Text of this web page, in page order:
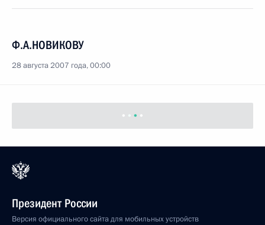
Ф.А.НОВИКОВУ
28 августа 2007 года, 00:00
Президент России
Версия официального сайта для мобильных устройств